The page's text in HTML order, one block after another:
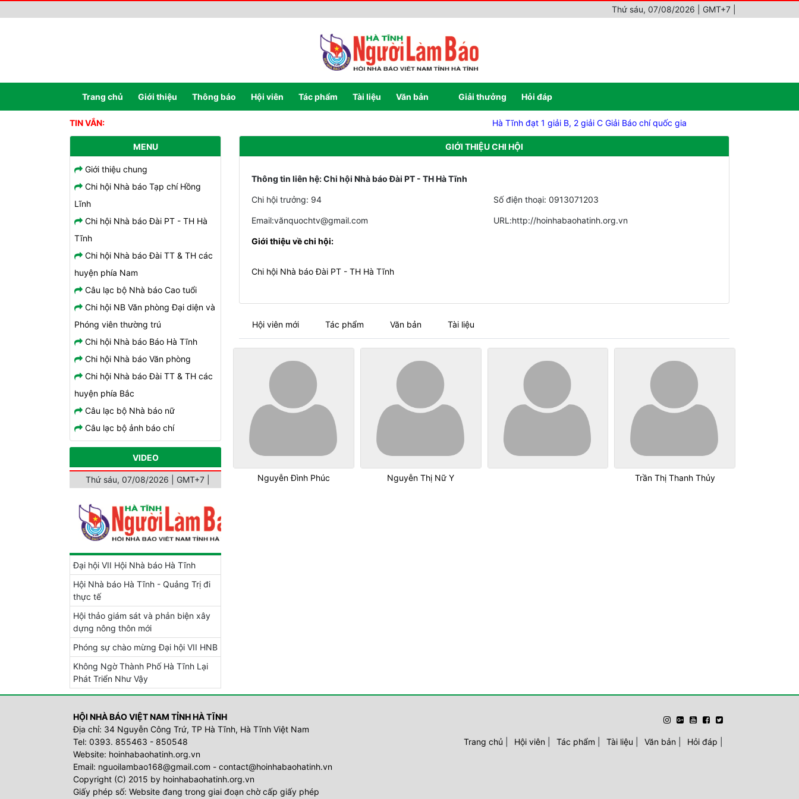
Thứ sáu, 07/08/2026 | GMT+7
Trang chủ Giới thiệu Thông báo Hội viên Tác phẩm Tài liệu Văn bản Giải thưởng Hỏi đáp
TIN VẮN: Hà Tĩnh đạt 1 giải B, 2 giải C Giải Báo chí quốc gia
MENU
Giới thiệu chung
Chi hội Nhà báo Tạp chí Hồng
Lĩnh
Chi hội Nhà báo Đài PT - TH Hà
Tĩnh
Chi hội Nhà báo Đài TT & TH các
huyện phía Nam
Câu lạc bộ Nhà báo Cao tuổi
Chi hội NB Văn phòng Đại diện và
Phóng viên thường trú
Chi hội Nhà báo Báo Hà Tĩnh
Chi hội Nhà báo Văn phòng
Chi hội Nhà báo Đài TT & TH các
huyện phía Bắc
Câu lạc bộ Nhà báo nữ
Câu lạc bộ ảnh báo chí
VIDEO
Đại hội VII Hội Nhà báo Hà Tĩnh
Hội Nhà báo Hà Tĩnh - Quảng Trị đi
thực tế
Hội thảo giám sát và phản biện xây
dựng nông thôn mới
Phóng sự chào mừng Đại hội VII HNB
Không Ngờ Thành Phố Hà Tĩnh Lại
Phát Triển Như Vậy
GIỚI THIỆU CHI HỘI
Thông tin liên hệ: Chi hội Nhà báo Đài PT - TH Hà Tĩnh
Chi hội trưởng: 94 Số điện thoại: 0913071203
Email:vănquochtv@gmail.com URL:http://hoinhabaohatinh.org.vn
Giới thiệu về chi hội:
Chi hội Nhà báo Đài PT - TH Hà Tĩnh
Hội viên mới Tác phẩm Văn bản Tài liệu
Nguyễn Đình Phúc Nguyễn Thị Nữ Y Trần Thị Thanh Thủy
HỘI NHÀ BÁO VIỆT NAM TỈNH HÀ TĨNH
Địa chỉ: 34 Nguyễn Công Trứ, TP Hà Tĩnh, Hà Tĩnh Việt Nam
Tel: 0393. 855463 - 850548
Website: hoinhabaohatinh.org.vn
Email: nguoilambao168@gmail.com - contact@hoinhabaohatinh.vn
Copyright (C) 2015 by hoinhabaohatinh.org.vn
Giấy phép số: Website đang trong giai đoạn chờ cấp giấy phép
Hỏi đáp
Văn bản
Tài liệu
Tác phẩm
Hội viên
Trang chủ